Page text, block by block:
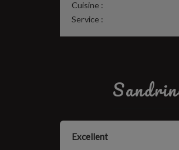
Cuisine :
Service :
Excellent